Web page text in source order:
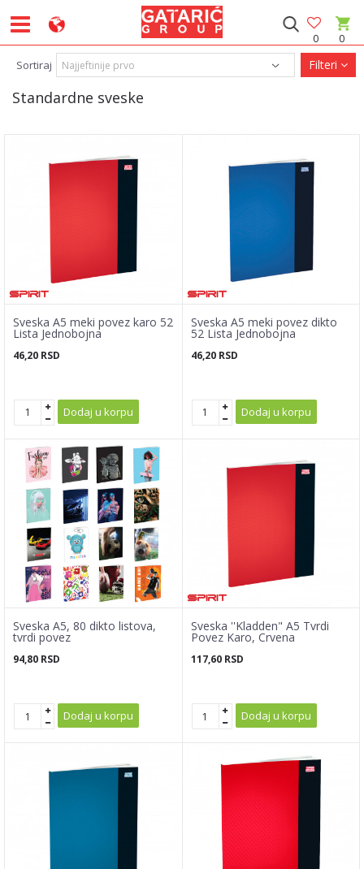
0
0
Standardne sveske
Sortiraj Filteri
Sveska A5 meki povez karo 52
Lista Jednobojna
46,20 RSD
Dodaj u korpu
Sveska A5 meki povez dikto
52 Lista Jednobojna
46,20 RSD
Dodaj u korpu
Sveska A5, 80 dikto listova,
tvrdi povez
94,80 RSD
Dodaj u korpu
Sveska ''Kladden" A5 Tvrdi
Povez Karo, Crvena
117,60 RSD
Dodaj u korpu